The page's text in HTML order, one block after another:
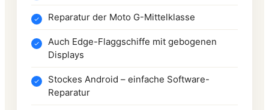
Reparatur der Moto G-Mittelklasse
Auch Edge-Flaggschiffe mit gebogenen
Displays
Stockes Android – einfache Software-
Reparatur